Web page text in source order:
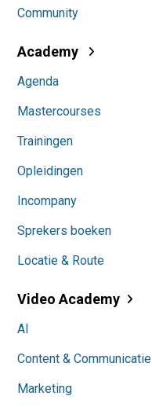
Community
Academy
Agenda
Mastercourses
Trainingen
Opleidingen
Incompany
Sprekers boeken
Locatie & Route
Video Academy
AI
Content & Communicatie
Marketing